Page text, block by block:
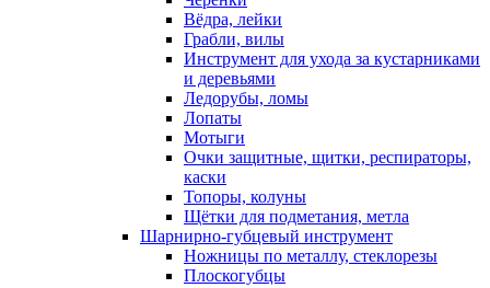
Вёдра, лейки
Грабли, вилы
Инструмент для ухода за кустарниками
и деревьями
Ледорубы, ломы
Лопаты
Мотыги
Очки защитные, щитки, респираторы,
каски
Топоры, колуны
Щётки для подметания, метла
Шарнирно-губцевый инструмент
Ножницы по металлу, стеклорезы
Плоскогубцы